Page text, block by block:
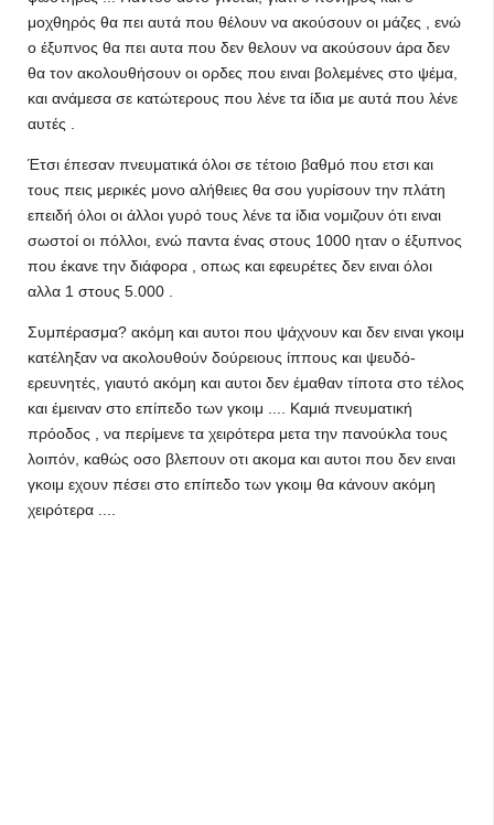
μοχθηρός θα πει αυτά που θέλουν να ακούσουν οι μάζες , ενώ
ο έξυπνος θα πει αυτα που δεν θελουν να ακούσουν άρα δεν
θα τον ακολουθήσουν οι ορδες που ειναι βολεμένες στο ψέμα,
και ανάμεσα σε κατώτερους που λένε τα ίδια με αυτά που λένε
αυτές .
Έτσι έπεσαν πνευματικά όλοι σε τέτοιο βαθμό που ετσι και
τους πεις μερικές μονο αλήθειες θα σου γυρίσουν την πλάτη
επειδή όλοι οι άλλοι γυρό τους λένε τα ίδια νομιζουν ότι ειναι
σωστοί οι πόλλοι, ενώ παντα ένας στους 1000 ηταν ο έξυπνος
που έκανε την διάφορα , οπως και εφευρέτες δεν ειναι όλοι
αλλα 1 στους 5.000 .
Συμπέρασμα? ακόμη και αυτοι που ψάχνουν και δεν ειναι γκοιμ
κατέληξαν να ακολουθούν δούρειους ίππους και ψευδό-
ερευνητές, γιαυτό ακόμη και αυτοι δεν έμαθαν τίποτα στο τέλος
και έμειναν στο επίπεδο των γκοιμ .... Καμιά πνευματική
πρόοδος , να περίμενε τα χειρότερα μετα την πανούκλα τους
λοιπόν, καθώς οσο βλεπουν οτι ακομα και αυτοι που δεν ειναι
γκοιμ εχουν πέσει στο επίπεδο των γκοιμ θα κάνουν ακόμη
χειρότερα ....